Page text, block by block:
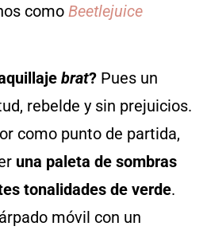
como Beetlejuice
brat? Pues un
rebelde y sin prejuicios.
como punto de partida,
una paleta de sombras
tonalidades de verde.
móvil con un